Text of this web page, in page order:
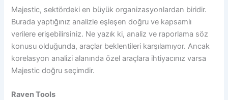
Majestic, sektördeki en büyük organizasyonlardan biridir.
Burada yaptığınız analizle eşleşen doğru ve kapsamlı
verilere erişebilirsiniz. Ne yazık ki, analiz ve raporlama söz
konusu olduğunda, araçlar beklentileri karşılamıyor. Ancak
korelasyon analizi alanında özel araçlara ihtiyacınız varsa
Majestic doğru seçimdir.
Raven Tools